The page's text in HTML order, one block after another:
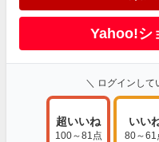
Yahoo!シ
＼ ログインして
超いいね
100～81点
いい
80～61